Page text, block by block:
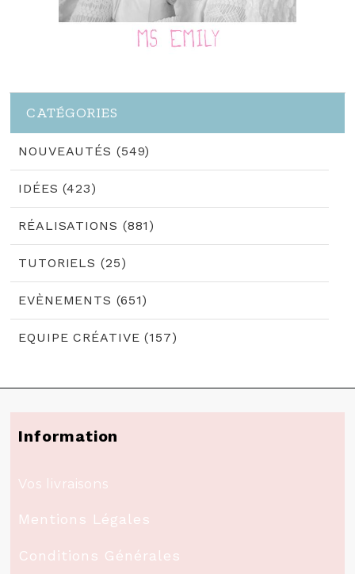
CATÉGORIES
NOUVEAUTÉS (549)
IDÉES (423)
RÉALISATIONS (881)
TUTORIELS (25)
EVÈNEMENTS (651)
EQUIPE CRÉATIVE (157)
Information
Vos livraisons
Mentions Légales
Conditions Générales